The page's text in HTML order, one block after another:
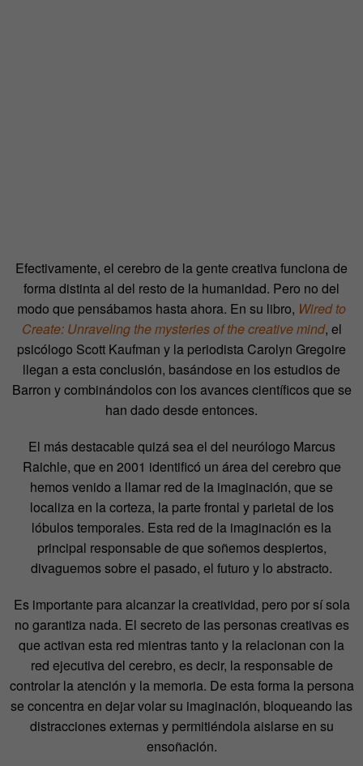
Efectivamente, el cerebro de la gente creativa funciona de
forma distinta al del resto de la humanidad. Pero no del
modo que pensábamos hasta ahora. En su libro, Wired to
Create: Unraveling the mysteries of the creative mind, el
psicólogo Scott Kaufman y la periodista Carolyn Gregoire
llegan a esta conclusión, basándose en los estudios de
Barron y combinándolos con los avances científicos que se
han dado desde entonces.
El más destacable quizá sea el del neurólogo Marcus
Raichle, que en 2001 identificó un área del cerebro que
hemos venido a llamar red de la imaginación, que se
localiza en la corteza, la parte frontal y parietal de los
lóbulos temporales. Esta red de la imaginación es la
principal responsable de que soñemos despiertos,
divaguemos sobre el pasado, el futuro y lo abstracto.
Es importante para alcanzar la creatividad, pero por sí sola
no garantiza nada. El secreto de las personas creativas es
que activan esta red mientras tanto y la relacionan con la
red ejecutiva del cerebro, es decir, la responsable de
controlar la atención y la memoria. De esta forma la persona
se concentra en dejar volar su imaginación, bloqueando las
distracciones externas y permitiéndola aislarse en su
ensoñación.